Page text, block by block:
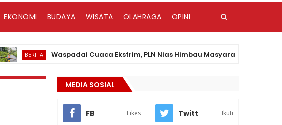
EKONOMI BUDAYA WISATA OLAHRAGA OPINI
BERITA Waspadai Cuaca Ekstrim, PLN Nias Himbau Masyarakat Peduli
MEDIA SOSIAL
FB Likes Twitt Ikuti